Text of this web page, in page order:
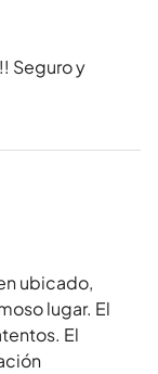
Seguro y
ubicado,
lugar. El
El